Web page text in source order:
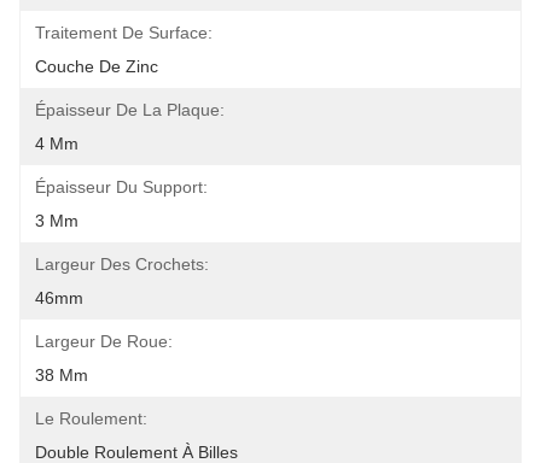
Traitement De Surface:
Couche De Zinc
Épaisseur De La Plaque:
4 Mm
Épaisseur Du Support:
3 Mm
Largeur Des Crochets:
46mm
Largeur De Roue:
38 Mm
Le Roulement:
Double Roulement À Billes